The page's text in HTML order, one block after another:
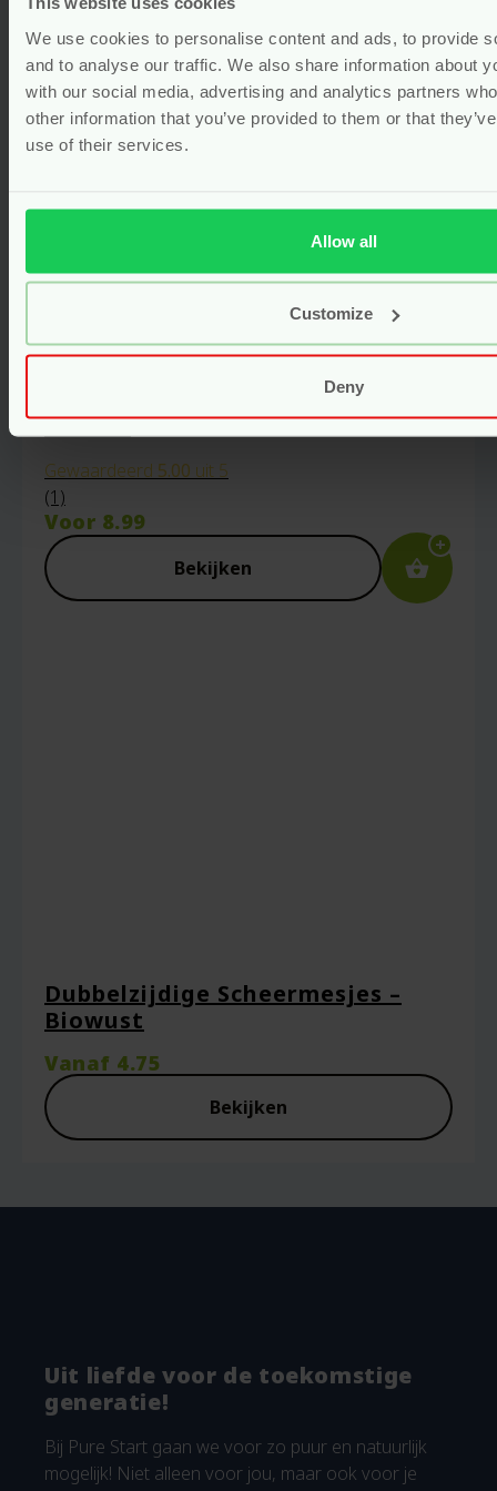
We use cookies to personalise content and ads, to provide
and to analyse our traffic. We also share information about
with our social media, advertising and analytics partners
other information that you’ve provided to them or that
use of their services.
Allow all
Customize
Deny
Sandelhouten Kam – Natural
Heroes
Gewaardeerd 5.00 uit 5
(1)
Voor 8.99
Bekijken
Dubbelzijdige Scheermesjes –
Biowust
Vanaf 4.75
Bekijken
Uit liefde voor de toekomstige
generatie!
Bij Pure Start gaan we voor zo puur en natuurlijk
mogelijk! Niet alleen voor jou, maar ook voor je